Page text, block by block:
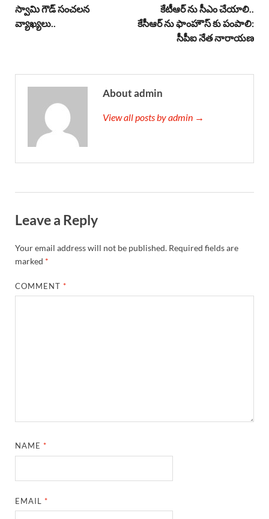
స్వామి గౌడ్ సంచలన
వ్యాఖ్యలు..
కేటీఆర్ ను సీఎం చేయాలి..
కేసీఆర్ ను ఫాంహౌస్ కు పంపాలి:
సీపీఐ నేత నారాయణ
About admin
View all posts by admin →
Leave a Reply
Your email address will not be published. Required fields are
marked *
COMMENT*
NAME*
EMAIL*